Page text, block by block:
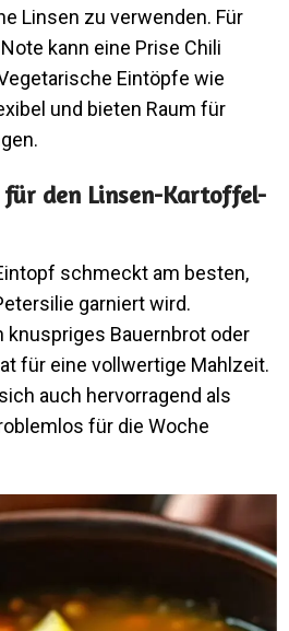
Linsen zu verwenden. Für
kann eine Prise Chili
Eintöpfe wie
und bieten Raum für
für den Linsen-Kartoffel-
schmeckt am besten,
garniert wird.
knuspriges Bauernbrot oder
für eine vollwertige Mahlzeit.
auch hervorragend als
für die Woche